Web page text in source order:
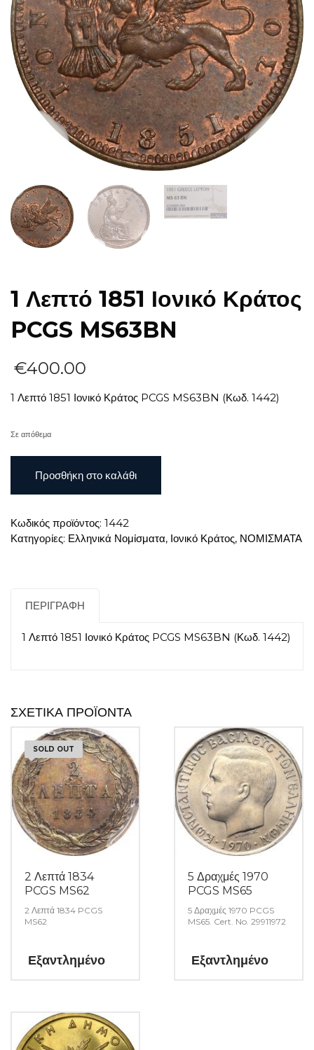
1 Λεπτό 1851 Ιονικό Κράτος
PCGS MS63BN
€400.00
1 Λεπτό 1851 Ιονικό Κράτος PCGS MS63BN (Κωδ. 1442)
Σε απόθεμα
Λεπτό
1851
Κράτος
PCGS
Προσθήκη στο καλάθι
Κωδικός προϊόντος: 1442
Κατηγορίες: Ελληνικά Νομίσματα, Ιονικό Κράτος, ΝΟΜΙΣΜΑΤΑ
ΠΕΡΙΓΡΑΦΉ
1 Λεπτό 1851 Ιονικό Κράτος PCGS MS63BN (Κωδ. 1442)
ΣΧΕΤΙΚΆ ΠΡΟΪΌΝΤΑ
SOLD OUT
2 Λεπτά 1834
PCGS MS62
2 Λεπτά 1834 PCGS
MS62
Εξαντλημένο
5 Δραχμές 1970
PCGS MS65
5 Δραχμές 1970 PCGS
MS65. Cert. No. 29911972
Εξαντλημένο